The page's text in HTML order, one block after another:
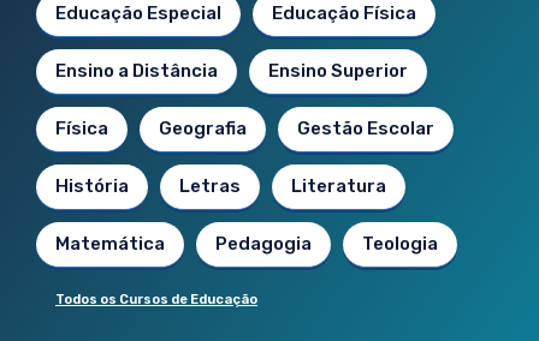
Educação Especial Educação Física
Ensino a Distância Ensino Superior
Física Geografia Gestão Escolar
História Letras Literatura
Matemática Pedagogia Teologia
Todos os Cursos de Educação